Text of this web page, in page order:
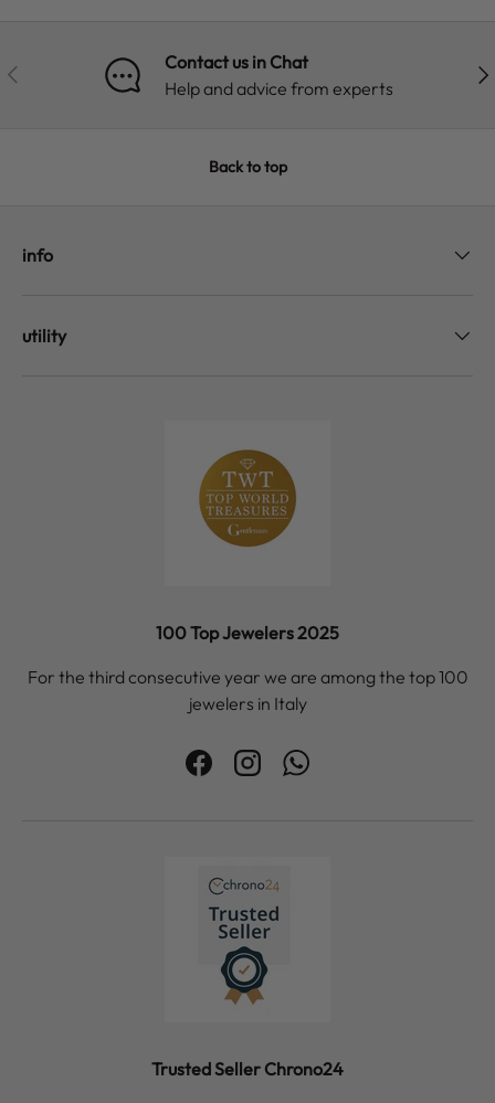
PREVIOUS
Contact us in Chat
Help and advice from experts
Back to top
info
utility
100 Top Jewelers 2025
For the third consecutive year we are among the top 100
jewelers in Italy
FacebookInstagramWhatsApp
Trusted Seller Chrono24